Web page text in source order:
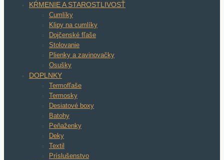
KŔMENIE A STAROSTLIVOSŤ
Cumlíky
Klipy na cumlíky
Dojčenské fľaše
Stolovanie
Plienky a zavinovačky
Osušky
DOPLNKY
Termofľaše
Termosky
Desiatové boxy
Batohy
Peňaženky
Deky
Textil
Príslušenstvo